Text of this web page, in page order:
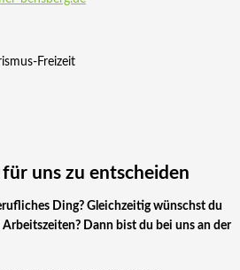
Freizeit
uns zu entscheiden
Ding? Gleichzeitig wünschst du
Dann bist du bei uns an der